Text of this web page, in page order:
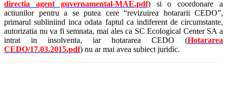
directia agent guvernamental-MAE.pdf) si o coordonare a
actiunilor pentru a se putea cere “revizuirea hotararii CEDO”,
primarul subliniind inca odata faptul ca indiferent de circumstante,
autorizatia nu va fi semnata, mai ales ca SC Ecological Center SA a
intrat in insolventa, iar hotararea CEDO (Hotararea
CEDO/17.03.2015.pdf) nu ar mai avea subiect juridic.